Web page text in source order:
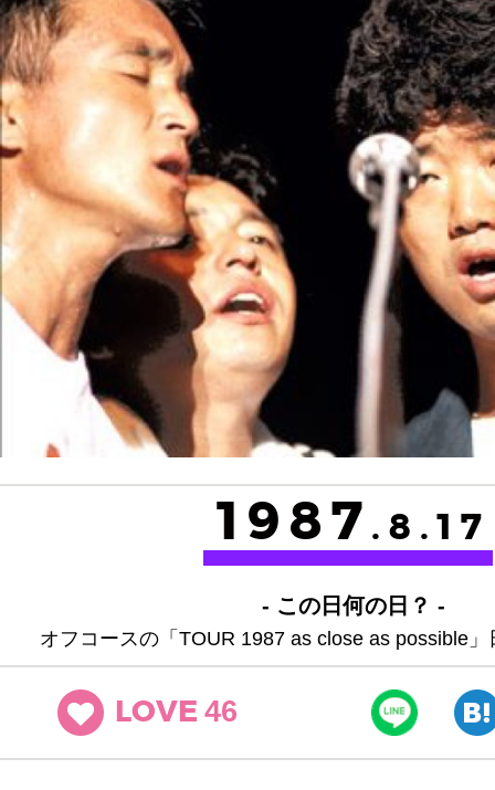
1987 .8.17
- この日何の日？ -
オフコースの「TOUR 1987 as close as possible
LOVE 46